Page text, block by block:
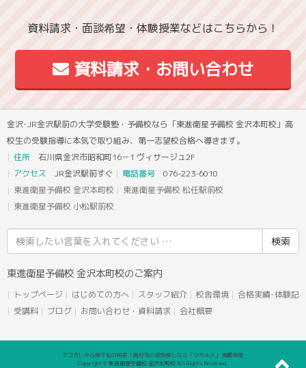
資料請求・面談希望・体験授業などはこちらから！
資料請求・お問い合わせ
金沢･JR金沢駅前の大学受験塾・予備校なら「東進衛星予備校 金沢本町校」高
校生の受験指導に本気で取り組み、第一志望校合格へ導きます。
住所 石川県金沢市昭和町16－1 ヴィサージュ2F
アクセス JR金沢駅前すぐ 電話番号 076-223-6010
東進衛星予備校 金沢本町校
東進衛星予備校 松任駅前校
東進衛星予備校 小松駅前校
索
結
東進衛星予備校 金沢本町校のご案内
トップページ はじめての方へ スタッフ紹介 校舎環境
合格実績･体験記
受講料
ブログ お問い合わせ・資料請求 会社概要
アコガレから探す私の将来！高校生の進路探しなら「ウカルメ」 掲載教室
Copyright © 東進衛星予備校 金沢本町校 All Rights Reserved.